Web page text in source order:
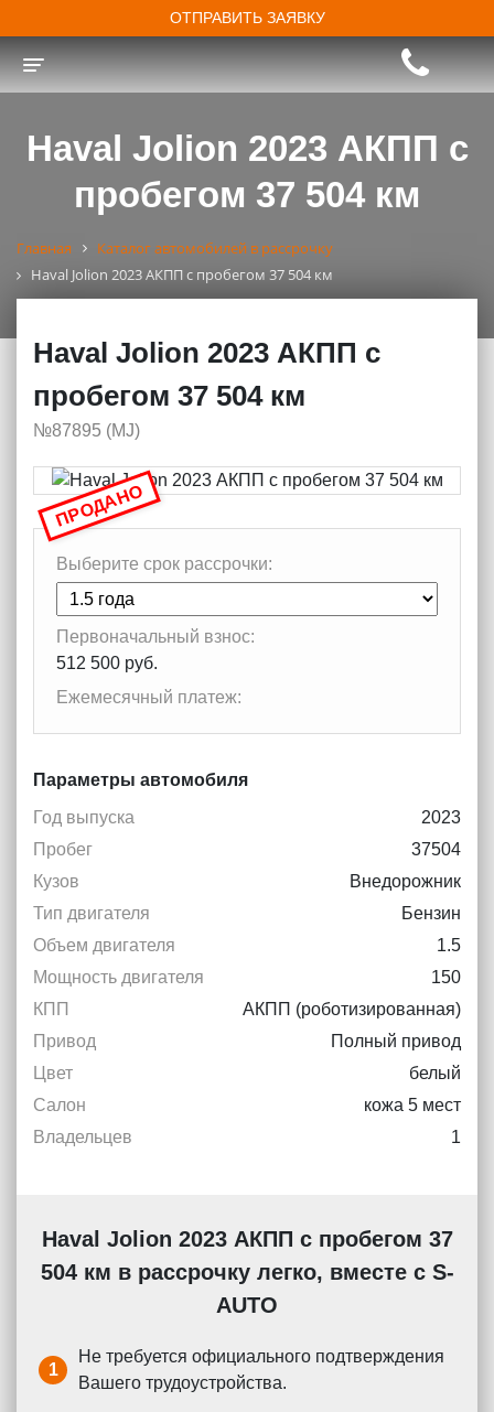
ОТПРАВИТЬ ЗАЯВКУ
Haval Jolion 2023 АКПП с
пробегом 37 504 км
Главная
Каталог автомобилей в рассрочку
Haval Jolion 2023 АКПП с пробегом 37 504 км
Haval Jolion 2023 АКПП с
пробегом 37 504 км
№87895 (МJ)
Выберите срок рассрочки:
Первоначальный взнос:
512 500 руб.
Ежемесячный платеж:
Параметры автомобиля
Год выпуска
2023
Пробег
37504
Кузов
Внедорожник
Тип двигателя
Бензин
Объем двигателя
1.5
Мощность двигателя
150
КПП
АКПП (роботизированная)
Привод
Полный привод
Цвет
белый
Салон
кожа 5 мест
Владельцев
1
ПРОДАНО
Haval Jolion 2023 АКПП с пробегом 37
504 км в рассрочку легко, вместе с S-
AUTO
1
Не требуется официального подтверждения
Вашего трудоустройства.